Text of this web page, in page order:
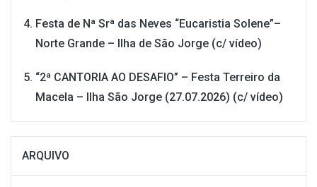
Festa de Nª Srª das Neves “Eucaristia Solene”–
Norte Grande – Ilha de São Jorge (c/ vídeo)
“2ª CANTORIA AO DESAFIO” – Festa Terreiro da
Macela – Ilha São Jorge (27.07.2026) (c/ vídeo)
ARQUIVO